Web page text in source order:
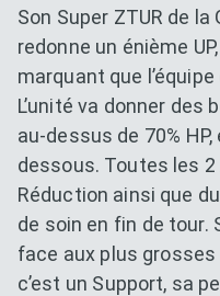
Son Super ZTUR de la
redonne un énième
marquant que
L’unité va donner
au-dessus de 70%
dessous. Toutes les 2
Réduction ainsi que
de soin en fin de tour.
face aux plus grosses
c’est un Support, sa